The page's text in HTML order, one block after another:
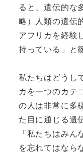
ると、遺伝的な
略）人類の遺伝
アフリカを経験
持っている」と
私たちはどうし
カを一つのカテ
の人は非常に多
た目に通じる遺
「私たちはみ
を忘れてはなら